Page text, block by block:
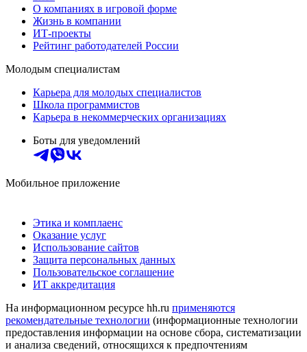
О компаниях в игровой форме
Жизнь в компании
ИТ-проекты
Рейтинг работодателей России
Молодым специалистам
Карьера для молодых специалистов
Школа программистов
Карьера в некоммерческих организациях
Боты для уведомлений
Мобильное приложение
Этика и комплаенс
Оказание услуг
Использование сайтов
Защита персональных данных
Пользовательское соглашение
ИТ аккредитация
На информационном ресурсе hh.ru применяются
рекомендательные технологии (информационные технологии
предоставления информации на основе сбора, систематизации
и анализа сведений, относящихся к предпочтениям